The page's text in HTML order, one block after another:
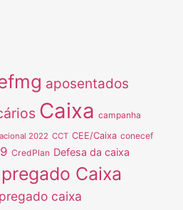
aposentados
Caixa campanha
2022 CCT CEE/Caixa conecef
CredPlan Defesa da caixa
Caixa
caixa